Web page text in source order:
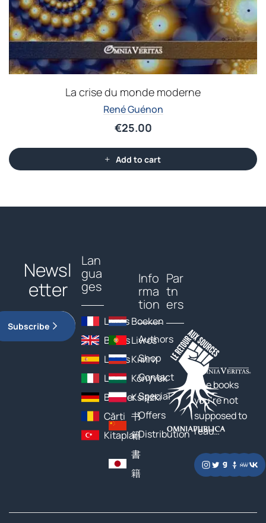
La crise du monde moderne
René Guénon
€25.00
Add to cart
Newsl
etter
Subscribe
Lan
gua
ges
Livres
Books
Libros
Libri
Bücher
Cărți
Kitaplar
Boeken
Livros
Книги
Könyvek
Książki
书
籍
書
籍
Info
rma
tion
Authors
Shop
Contact
Special
Offers
Distribution
Par
tn
ers
The books
you’re not
supposed to
read…